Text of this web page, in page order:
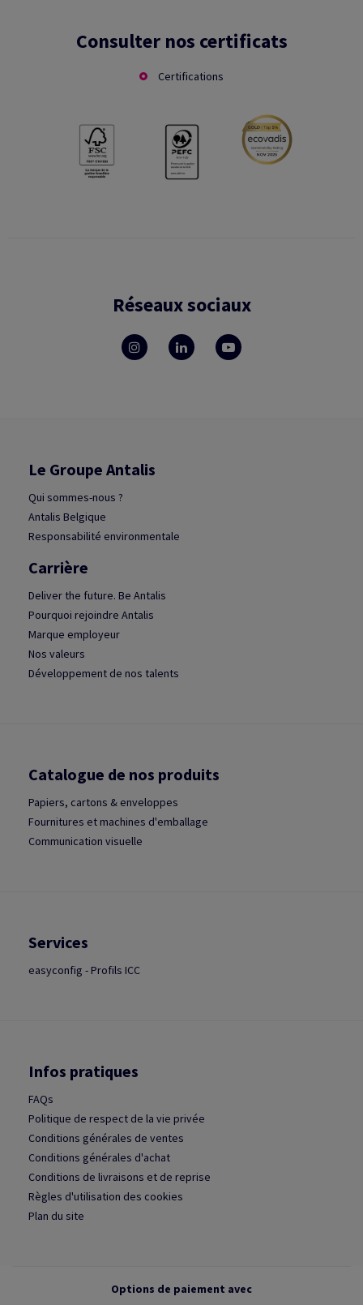
Consulter nos certificats
Certifications
Réseaux sociaux
Le Groupe Antalis
Qui sommes-nous ?
Antalis Belgique
Responsabilité environmentale
Carrière
Deliver the future. Be Antalis
Pourquoi rejoindre Antalis
Marque employeur
Nos valeurs
Développement de nos talents
Catalogue de nos produits
Papiers, cartons & enveloppes
Fournitures et machines d'emballage
Communication visuelle
Services
easyconfig - Profils ICC
Infos pratiques
FAQs
Politique de respect de la vie privée
Conditions générales de ventes
Conditions générales d'achat
Conditions de livraisons et de reprise
Règles d'utilisation des cookies
Plan du site
Options de paiement avec